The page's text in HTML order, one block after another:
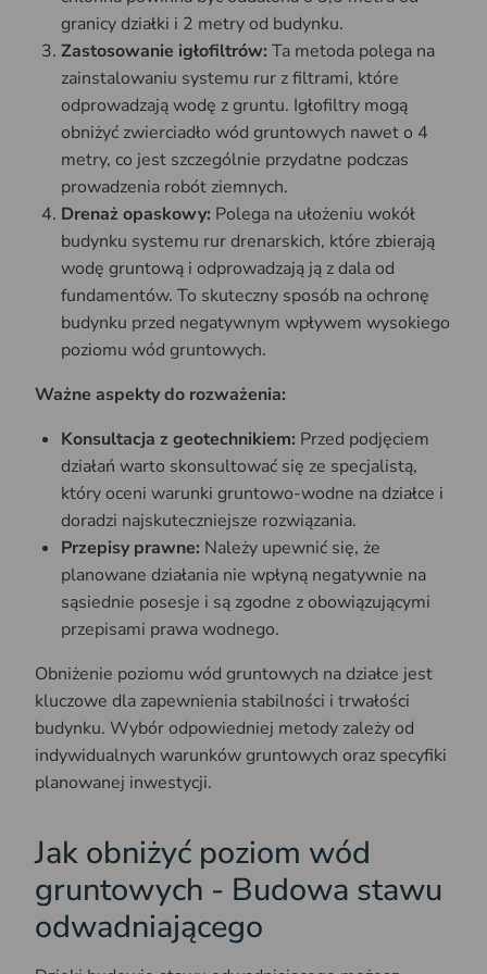
granicy działki i 2 metry od budynku. ​
Zastosowanie igłofiltrów: Ta metoda polega na
zainstalowaniu systemu rur z filtrami, które
odprowadzają wodę z gruntu. Igłofiltry mogą
obniżyć zwierciadło wód gruntowych nawet o 4
metry, co jest szczególnie przydatne podczas
prowadzenia robót ziemnych. ​
Drenaż opaskowy: Polega na ułożeniu wokół
budynku systemu rur drenarskich, które zbierają
wodę gruntową i odprowadzają ją z dala od
fundamentów. To skuteczny sposób na ochronę
budynku przed negatywnym wpływem wysokiego
poziomu wód gruntowych. ​
Ważne aspekty do rozważenia:
Konsultacja z geotechnikiem: Przed podjęciem
działań warto skonsultować się ze specjalistą,
który oceni warunki gruntowo-wodne na działce i
doradzi najskuteczniejsze rozwiązania.​
Przepisy prawne: Należy upewnić się, że
planowane działania nie wpłyną negatywnie na
sąsiednie posesje i są zgodne z obowiązującymi
przepisami prawa wodnego.​
Obniżenie poziomu wód gruntowych na działce jest
kluczowe dla zapewnienia stabilności i trwałości
budynku. Wybór odpowiedniej metody zależy od
indywidualnych warunków gruntowych oraz specyfiki
planowanej inwestycji.
Jak obniżyć poziom wód
gruntowych - Budowa stawu
odwadniającego